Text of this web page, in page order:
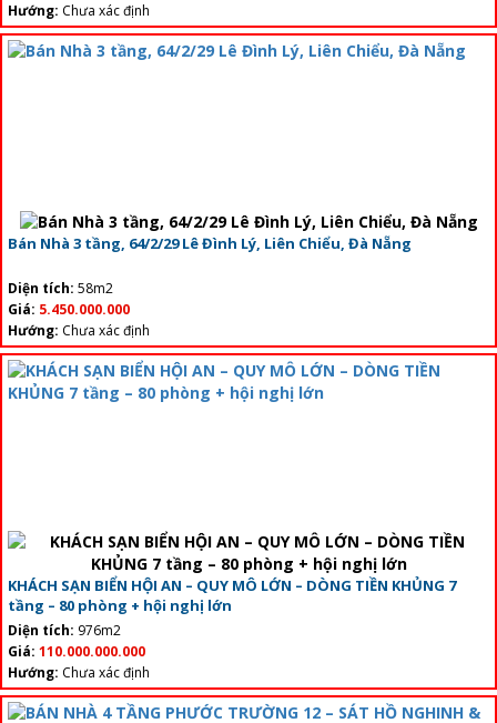
Hướng: Chưa xác định
Bán Nhà 3 tầng, 64/2/29 Lê Đình Lý, Liên Chiểu, Đà Nẵng
Diện tích: 58m2
Giá: 5.450.000.000
Hướng: Chưa xác định
KHÁCH SẠN BIỂN HỘI AN – QUY MÔ LỚN – DÒNG TIỀN KHỦNG 7
tầng – 80 phòng + hội nghị lớn
Diện tích: 976m2
Giá: 110.000.000.000
Hướng: Chưa xác định